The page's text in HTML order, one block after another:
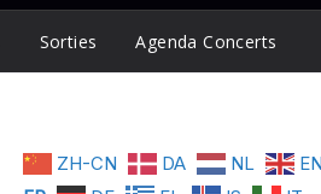
Sorties Agenda Concerts
ZH-CN DA NL EN